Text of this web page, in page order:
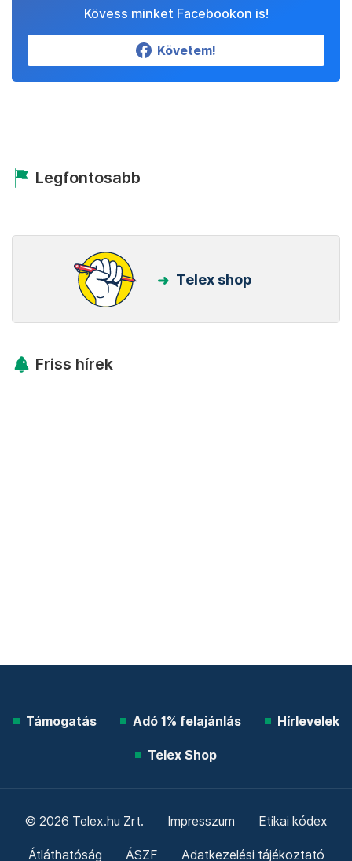
Kövess minket Facebookon is!
Követem!
Legfontosabb
Telex shop
Friss hírek
Támogatás Adó 1% felajánlás Hírlevelek
Telex Shop
© 2026 Telex.hu Zrt. Impresszum Etikai kódex
Átláthatóság ÁSZF Adatkezelési tájékoztató